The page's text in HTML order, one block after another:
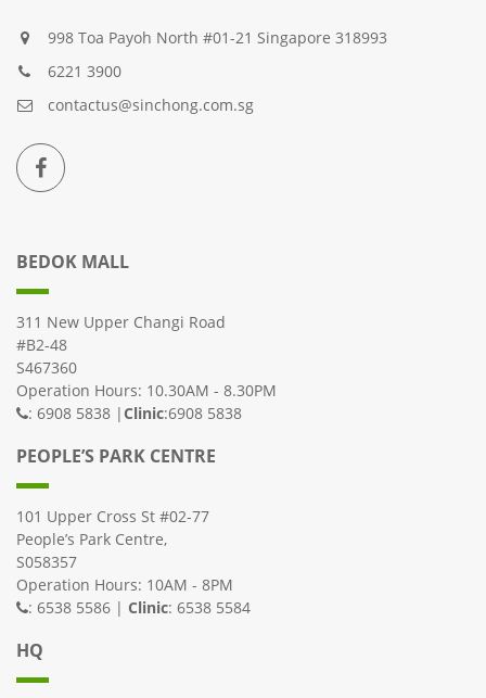
998 Toa Payoh North #01-21 Singapore 318993
6221 3900
contactus@sinchong.com.sg
BEDOK MALL
311 New Upper Changi Road
#B2-48
S467360
Operation Hours: 10.30AM - 8.30PM
: 6908 5838 | Clinic:6908 5838
PEOPLE’S PARK CENTRE
101 Upper Cross St #02-77
People’s Park Centre,
S058357
Operation Hours: 10AM - 8PM
: 6538 5586 | Clinic: 6538 5584
HQ